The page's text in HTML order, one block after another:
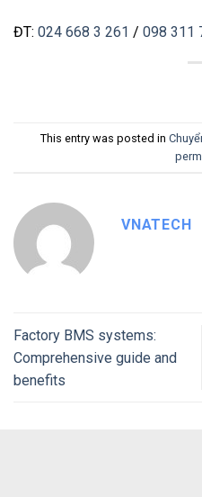
ĐT: 024 668 3 261 / 098 311
This entry was posted in
VNATECH
Factory BMS systems:
Comprehensive guide and
benefits